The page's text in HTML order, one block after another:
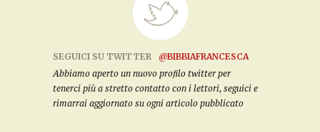
SEGUICI SU TWITTER
@BIBBIAFRANCESCA
Abbiamo aperto un nuovo profilo twitter per
tenerci più a stretto contatto con i lettori, seguici e
rimarrai aggiornato su ogni articolo pubblicato